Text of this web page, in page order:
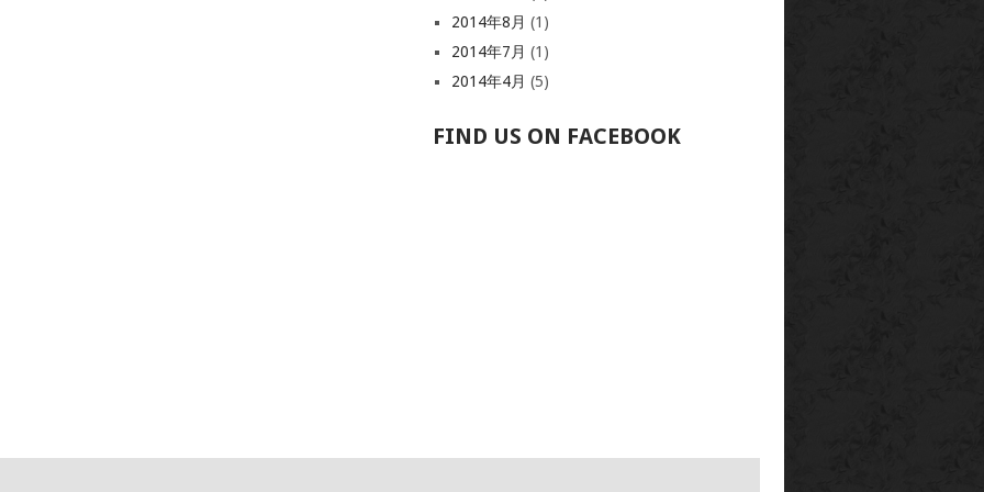
2014年8月 (1)
2014年7月 (1)
2014年4月 (5)
FIND US ON FACEBOOK